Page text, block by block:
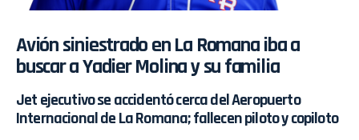
Avión siniestrado en La Romana iba a
buscar a Yadier Molina y su familia
Jet ejecutivo se accidentó cerca del Aeropuerto
Internacional de La Romana; fallecen piloto y copiloto